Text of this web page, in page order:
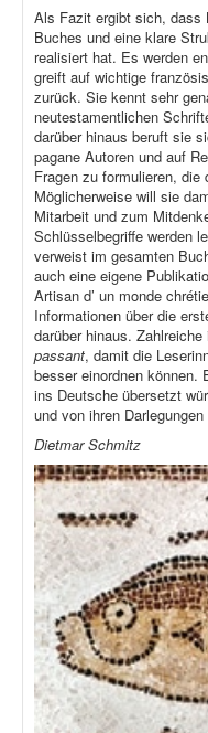
Als Fazit ergibt sich, dass
Buches und eine klare
realisiert hat. Es werden
greift auf wichtige
zurück. Sie kennt sehr
neutestamentlichen
darüber hinaus beruft sie
pagane Autoren und auf
Fragen zu formulieren, die
Möglicherweise will sie
Mitarbeit und zum
Schlüsselbegriffe werden
verweist im gesamten
auch eine eigene
Artisan d’ un monde
Informationen über die
darüber hinaus.
passant, damit die
besser einordnen können.
ins Deutsche übersetzt
und von ihren
Dietmar Schmitz